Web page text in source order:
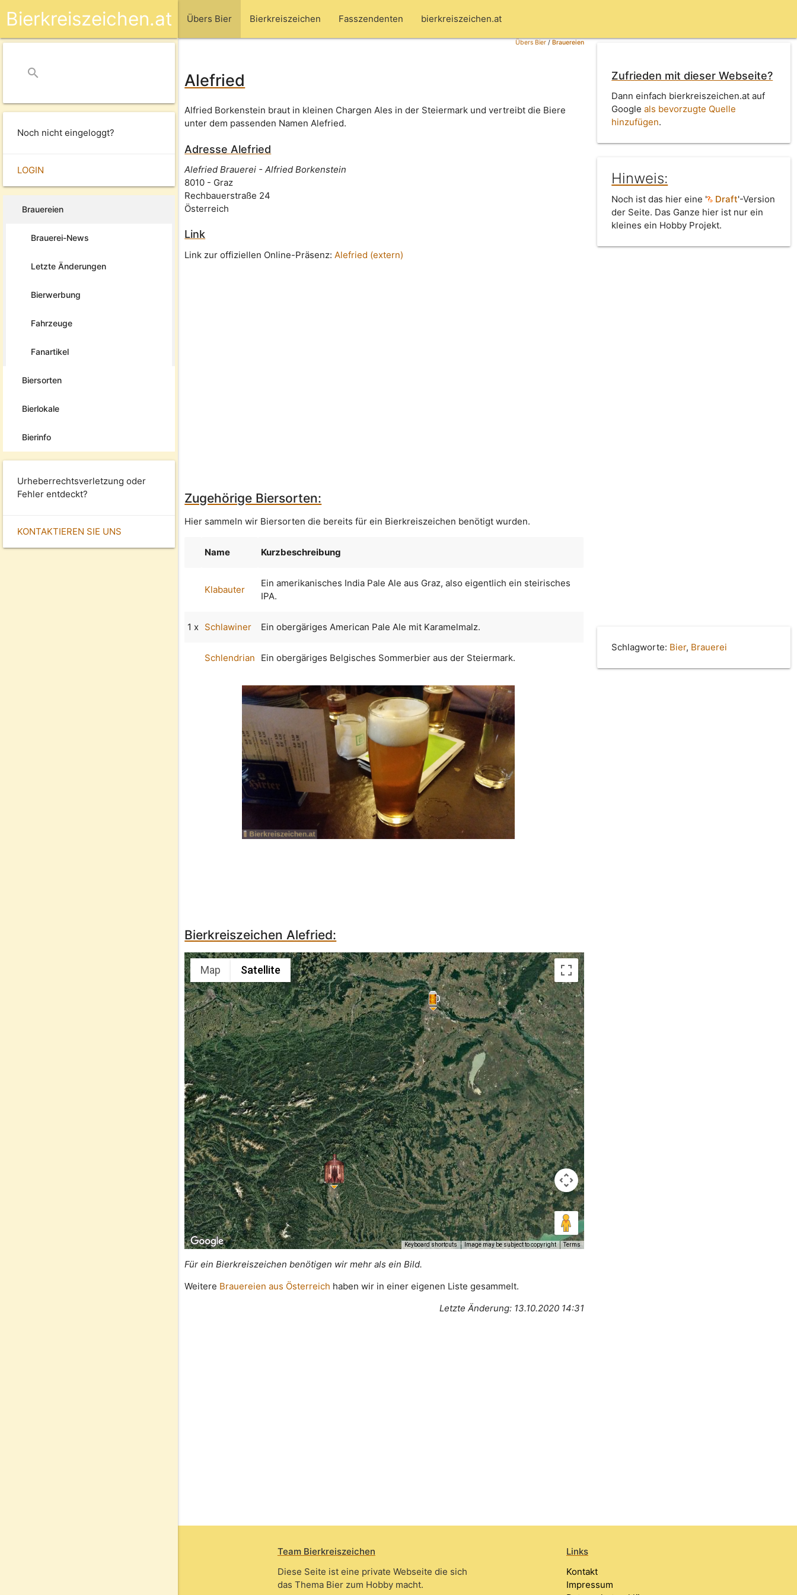
Übers Bier Bierkreiszeichen Fasszendenten bierkreiszeichen.at
Bierkreiszeichen.at
search
Noch nicht eingeloggt?
LOGIN
Brauereien
Brauerei-News
Letzte Änderungen
Bierwerbung
Fahrzeuge
Fanartikel
Biersorten
Bierlokale
Bierinfo
Urheberrechtsverletzung oder
Fehler entdeckt?
KONTAKTIEREN SIE UNS
Übers Bier/Brauereien
Alefried
Alfried Borkenstein braut in kleinen Chargen Ales in der Steiermark und vertreibt die Biere
unter dem passenden Namen Alefried.
Adresse Alefried
Alefried Brauerei - Alfried Borkenstein
8010 - Graz
Rechbauerstraße 24
Österreich
Link
Link zur offiziellen Online-Präsenz:Alefried (extern)
Zufrieden mit dieser Webseite?
Dann einfach bierkreiszeichen.at auf
Googleals bevorzugte Quelle
hinzufügen.
Hinweis:
Noch ist das hier eine ' Draft'-Version
der Seite. Das Ganze hier ist nur ein
kleines ein Hobby Projekt.
Zugehörige Biersorten:
Hier sammeln wir Biersorten die bereits für ein Bierkreiszeichen benötigt wurden.
Name Kurzbeschreibung
Klabauter
Ein amerikanisches India Pale Ale aus Graz, also eigentlich ein steirisches
IPA.
1 x Schlawiner Ein obergäriges American Pale Ale mit Karamelmalz.
Schlendrian Ein obergäriges Belgisches Sommerbier aus der Steiermark.
Bierkreiszeichen Alefried:
Map Satellite
Keyboard shortcuts Image may be subject to copyright Terms
Für ein Bierkreiszeichen benötigen wir mehr als ein Bild.
Weitere Brauereien aus Österreich haben wir in einer eigenen Liste gesammelt.
Letzte Änderung: 13.10.2020 14:31
Schlagworte: Bier, Brauerei
Team Bierkreiszeichen
Diese Seite ist eine private Webseite die sich
das Thema Bier zum Hobby macht.
Links
Kontakt
Impressum